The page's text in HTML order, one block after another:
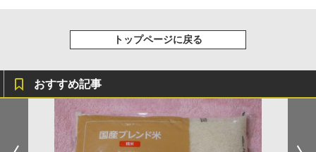
トップページに戻る
おすすめ記事